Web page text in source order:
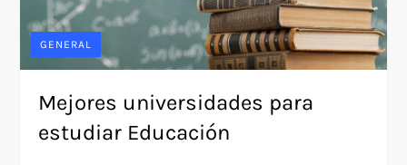
GENERAL
Mejores universidades para
estudiar Educación